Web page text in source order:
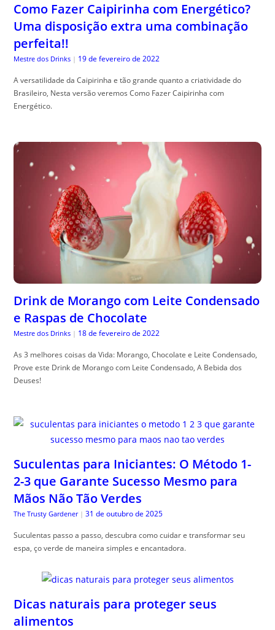
Como Fazer Caipirinha com Energético?
Uma disposição extra uma combinação
perfeita!!
Mestre dos Drinks | 19 de fevereiro de 2022
A versatilidade da Caipirinha e tão grande quanto a criatividade do
Brasileiro, Nesta versão veremos Como Fazer Caipirinha com
Energético.
Drink de Morango com Leite Condensado
e Raspas de Chocolate
Mestre dos Drinks | 18 de fevereiro de 2022
As 3 melhores coisas da Vida: Morango, Chocolate e Leite Condensado,
Prove este Drink de Morango com Leite Condensado, A Bebida dos
Deuses!
Suculentas para Iniciantes: O Método 1-
2-3 que Garante Sucesso Mesmo para
Mãos Não Tão Verdes
The Trusty Gardener | 31 de outubro de 2025
Suculentas passo a passo, descubra como cuidar e transformar seu
espa, ço verde de maneira simples e encantadora.
Dicas naturais para proteger seus
alimentos